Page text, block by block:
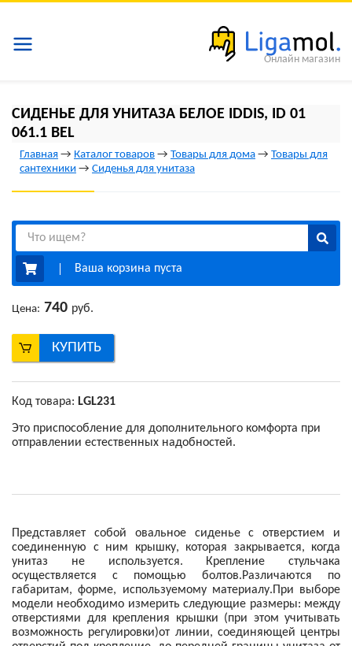
СИДЕНЬЕ ДЛЯ УНИТАЗА БЕЛОЕ IDDIS, ID 01
061.1 BEL
Главная → Каталог товаров → Товары для дома → Товары для
сантехники → Сиденья для унитаза
Ваша корзина пуста
Цена: 740 руб.
КУПИТЬ
Код товара: LGL231
Это приспособление для дополнительного комфорта при
отправлении естественных надобностей.
Представляет собой овальное сиденье с отверстием и
соединенную с ним крышку, которая закрывается, когда
унитаз не используется. Крепление стульчака
осуществляется с помощью болтов.Различаются по
габаритам, форме, используемому материалу.При выборе
модели необходимо измерить следующие размеры: между
отверстиями для крепления крышки (при этом учитывать
возможность регулировки)от линии, соединяющей центры
Онлайн магазин